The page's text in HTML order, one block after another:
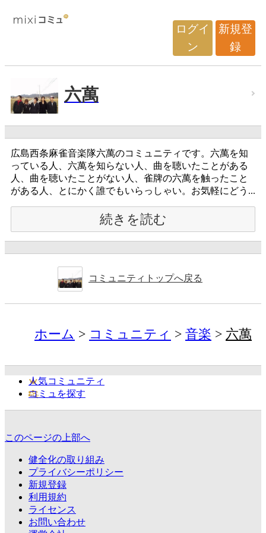
ログイ
ン
新規登
録
六萬
広島西条麻雀音楽隊六萬のコミュニティです。六萬を知
っている人、六萬を知らない人、曲を聴いたことがある
人、曲を聴いたことがない人、雀牌の六萬を触ったこと
がある人、とにかく誰でもいらっしゃい。お気軽にどう...
続きを読む
コミュニティトップへ戻る
ホーム コミュニティ 音楽 六萬
人気コミュニティ
コミュを探す
このページの上部へ
健全化の取り組み
プライバシーポリシー
新規登録
利用規約
ライセンス
お問い合わせ